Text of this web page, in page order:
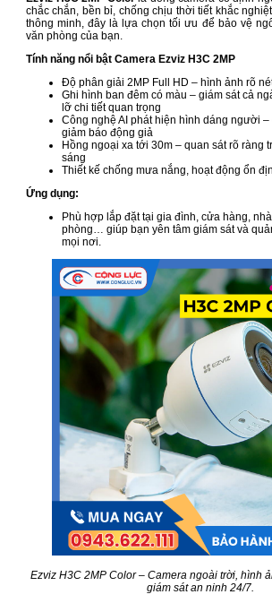
chắc chắn, bền bỉ, chống chịu thời tiết khắc
thông minh, đây là lựa chọn tối ưu để bảo vệ
văn phòng của bạn.
Tính năng nổi bật Camera Ezviz H3C 2MP
Độ phân giải 2MP Full HD – hình ảnh rõ
Ghi hình ban đêm có màu – giám sát cả
lỡ chi tiết quan trọng
Công nghệ AI phát hiện hình dáng người
giảm báo động giả
Hồng ngoại xa tới 30m – quan sát rõ ràng
sáng
Thiết kế chống mưa nắng, hoạt động ổn
Ứng dụng:
Phù hợp lắp đặt tại gia đình, cửa hàng,
phòng… giúp bạn yên tâm giám sát và
mọi nơi.
Ezviz H3C 2MP Color – Camera ngoài trời, hình
giám sát an ninh 24/7.